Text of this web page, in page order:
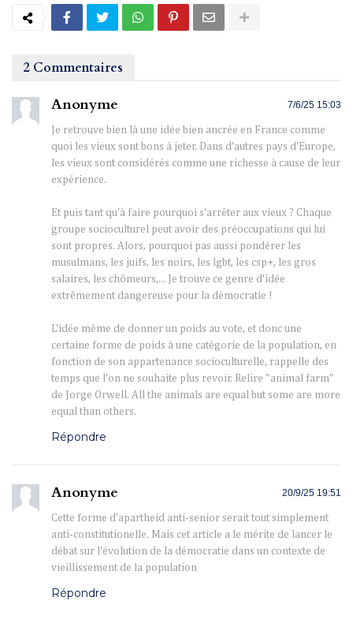
2 Commentaires
Anonyme 7/6/25 15:03
Je retrouve bien là une idée bien ancrée en France comme
quoi les vieux sont bons à jeter. Dans d'autres pays d'Europe,
les vieux sont considérés comme une richesse à cause de leur
expérience.
Et puis tant qu'à faire pourquoi s'arrêter aux vieux ? Chaque
groupe socioculturel peut avoir des préoccupations qui lui
sont propres. Alors, pourquoi pas aussi pondérer les
musulmans, les juifs, les noirs, les lgbt, les csp+, les gros
salaires, les chômeurs,... Je trouve ce genre d'idée
extrêmement dangereuse pour la démocratie !
L'idée même de donner un poids au vote, et donc une
certaine forme de poids à une catégorie de la population, en
fonction de son appartenance socioculturelle, rappelle des
temps que l'on ne souhaite plus revoir. Relire "animal farm"
de Jorge Orwell. All the animals are equal but some are more
equal than others.
Répondre
Anonyme 20/9/25 19:51
Cette forme d'apartheid anti-senior serait tout simplement
anti-constitutionelle. Mais cet article a le mérite de lancer le
débat sur l'évolution de la démocratie dans un contexte de
vieillissement de la population
Répondre